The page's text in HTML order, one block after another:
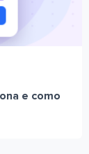
e como